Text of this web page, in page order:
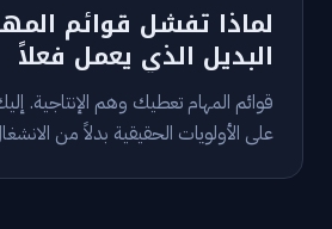
لماذا تفشل قوائم
البديل الذي يعمل فعلاً
قوائم المهام تعطيك وهم الإنتاجية.
على الأولويات الحقيقية بدلاً من